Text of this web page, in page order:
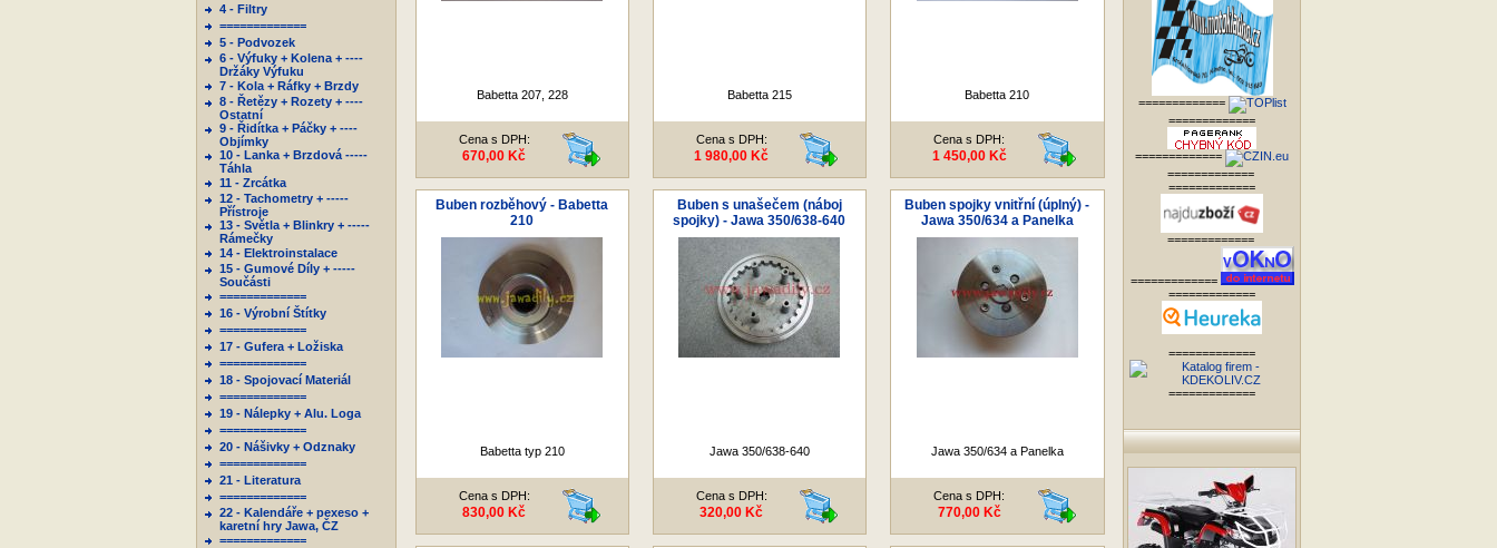
4 - Filtry
=============
5 - Podvozek
6 - Výfuky + Kolena + ----
Držáky Výfuku
7 - Kola + Ráfky + Brzdy
8 - Řetězy + Rozety + ----
Ostatní
9 - Řidítka + Páčky + ----
Objímky
10 - Lanka + Brzdová -----
Táhla
11 - Zrcátka
12 - Tachometry + -----
Přístroje
13 - Světla + Blinkry + -----
Rámečky
14 - Elektroinstalace
15 - Gumové Díly + -----
Součásti
=============
16 - Výrobní Štítky
=============
17 - Gufera + Ložiska
=============
18 - Spojovací Materiál
=============
19 - Nálepky + Alu. Loga
=============
20 - Nášivky + Odznaky
=============
21 - Literatura
=============
22 - Kalendáře + pexeso +
karetní hry Jawa, ČZ
=============
Babetta 207, 228
Cena s DPH:
670,00 Kč
Babetta 215
Cena s DPH:
1 980,00 Kč
Babetta 210
Cena s DPH:
1 450,00 Kč
Buben rozběhový - Babetta
210
Babetta typ 210
Cena s DPH:
830,00 Kč
Buben s unašečem (náboj
spojky) - Jawa 350/638-640
Jawa 350/638-640
Cena s DPH:
320,00 Kč
Buben spojky vnitřní (úplný) -
Jawa 350/634 a Panelka
Jawa 350/634 a Panelka
Cena s DPH:
770,00 Kč
=============
=============
=============
=============
=============
=============
=============
=============
=============
=============